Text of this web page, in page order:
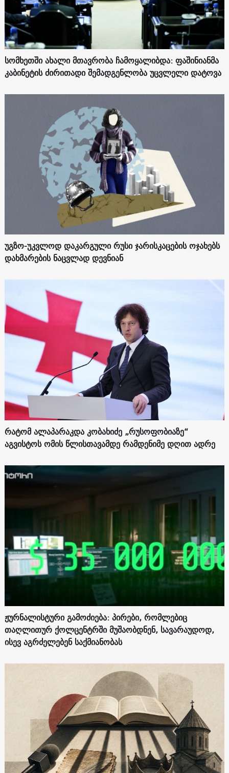
სომხეთში ახალი მთავრობა ჩამოყალიბდა: ფაშინიანმა
კაბინეტის ძირითადი შემადგენლობა უცვლელი დატოვა
უგზო-უკვლოდ დაკარგული რუსი ჯარისკაცების ოჯახებს
დახმარების ნაცვლად დევნიან
რატომ ალაპარაკდა კობახიძე „რუსოფობიაზე“
აგვისტოს ომის წლისთავამდე რამდენიმე დღით ადრე
ჟურნალისტური გამოძიება: პირები, რომლებიც
თაღლითურ ქოლცენტრში მუშაობდნენ, სავარაუდოდ,
ისევ აგრძელებენ საქმიანობას